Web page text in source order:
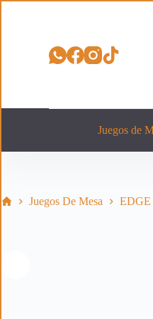
t
d
Juegos de
InicioJuegos De Mesa EDGE